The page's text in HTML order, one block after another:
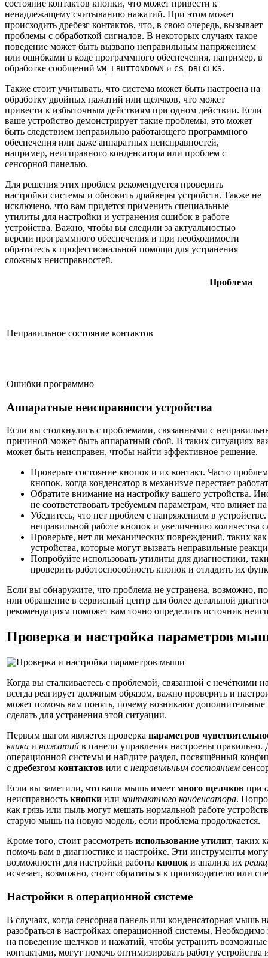
состояние контактов кнопки, что может привести к
ненадлежащему считыванию нажатий. При этом может
происходить дребезг контактов, что, в свою очередь, вызывает
проблемы с обработкой сигналов. В некоторых случаях такое
поведение может быть вызвано неправильным напряжением
или ошибками в коде программного обеспечения, например, в
обработке сообщений WM_LBUTTONDOWN и CS_DBLCLKS.
Также стоит учитывать, что система может быть настроена на
обработку двойных нажатий или щелчков, что может
привести к избыточным действиям при одном действии. Если
ваше устройство демонстрирует такие проблемы, это может
быть следствием неправильно работающего программного
обеспечения или даже аппаратных неисправностей,
например, неисправного конденсатора или проблем с
сенсорной панелью.
Для решения этих проблем рекомендуется проверить
настройки системы и обновить драйверы устройств. Также не
исключено, что вам придется применить специальные
утилиты для настройки и устранения ошибок в работе
устройства. Важно, чтобы вы следили за актуальностью
версии программного обеспечения и при необходимости
обратитесь к профессиональной помощи для устранения
сложных неисправностей.
Проблема
Неправильное состояние контактов
Ошибки программно
Аппаратные неисправности устройства
Если вы столкнулись с проблемами, связанными с
причиной может быть аппаратный сбой. В таких ситуациях
может быть неисправен, чтобы найти эффективное решение.
Проверьте состояние кнопок и их контакт. Часто
кнопок, когда конденсатор в механизме перестает
Обратите внимание на настройку вашего устройства.
не соответствовать требуемым параметрам, что влияет
Убедитесь, что нет проблем с напряжением в
неправильной работе кнопок и увеличению количества
Проверьте, нет ли механических повреждений, таких
устройства, которые могут вызвать неправильные
Попробуйте использовать утилиты для диагностики,
проверить работоспособность кнопок и отладить их
Если вы обнаружите, что проблема не устранена, возможно,
или обращение в сервисный центр для более детальной
рекомендациям поможет вам точно определить источник
Проверка и настройка параметров
Когда вы сталкиваетесь с проблемой, связанной с нечёткими
всегда реагирует должным образом, важно проверить и
может помочь вам понять, почему возникают
сделать для устранения этой ситуации.
Первым шагом является проверка параметров
клика и нажатий в панели управления настроены правильно.
операционной системы и найдите раздел, посвящённый
с дребезгом контактов или с неправильным состоянием
Если вы заметили, что ваша мышь имеет много щелчков при
неисправность кнопки или контактного конденсатора.
как грязь или пыль могут мешать нормальной работе
старую мышь на новую модель, если проблема продолжается.
Кроме того, стоит рассмотреть использование утилит, таких
помочь вам в диагностике и настройке. Эти инструменты
возможности для настройки работы кнопок и анализа их
исчезает, возможно, стоит обратиться к производителю или
Настройки в операционной системе
В случаях, когда сенсорная панель или конденсаторная мышь
разобраться в настройках операционной системы.
на поведение щелчков и нажатий, чтобы устранить
контактами, могут помочь оптимизировать работу